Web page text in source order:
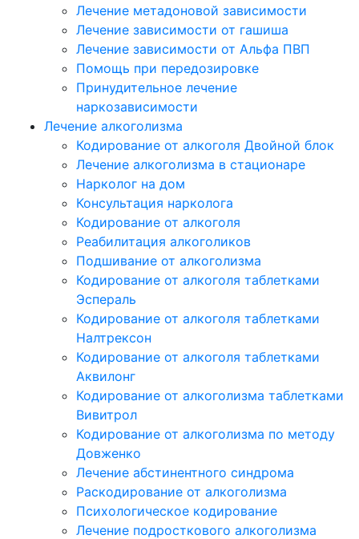
Лечение метадоновой зависимости
Лечение зависимости от гашиша
Лечение зависимости от Альфа ПВП
Помощь при передозировке
Принудительное лечение
наркозависимости
Лечение алкоголизма
Кодирование от алкоголя Двойной блок
Лечение алкоголизма в стационаре
Нарколог на дом
Консультация нарколога
Кодирование от алкоголя
Реабилитация алкоголиков
Подшивание от алкоголизма
Кодирование от алкоголя таблетками
Эспераль
Кодирование от алкоголя таблетками
Налтрексон
Кодирование от алкоголя таблетками
Аквилонг
Кодирование от алкоголизма таблетками
Вивитрол
Кодирование от алкоголизма по методу
Довженко
Лечение абстинентного синдрома
Раскодирование от алкоголизма
Психологическое кодирование
Лечение подросткового алкоголизма